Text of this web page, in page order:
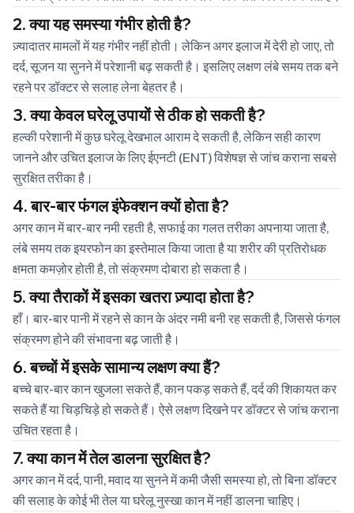
2. क्या यह समस्या गंभीर होती है?
ज़्यादातर मामलों में यह गंभीर नहीं होती। लेकिन अगर इलाज में देरी हो जाए, तो
दर्द, सूजन या सुनने में परेशानी बढ़ सकती है। इसलिए लक्षण लंबे समय तक बने
रहने पर डॉक्टर से सलाह लेना बेहतर है।
3. क्या केवल घरेलू उपायों से ठीक हो सकती है?
हल्की परेशानी में कुछ घरेलू देखभाल आराम दे सकती है, लेकिन सही कारण
जानने और उचित इलाज के लिए ईएनटी (ENT) विशेषज्ञ से जांच कराना सबसे
सुरक्षित तरीका है।
4. बार-बार फंगल इंफेक्शन क्यों होता है?
अगर कान में बार-बार नमी रहती है, सफाई का गलत तरीका अपनाया जाता है,
लंबे समय तक इयरफोन का इस्तेमाल किया जाता है या शरीर की प्रतिरोधक
क्षमता कमज़ोर होती है, तो संक्रमण दोबारा हो सकता है।
5. क्या तैराकों में इसका खतरा ज़्यादा होता है?
हाँ। बार-बार पानी में रहने से कान के अंदर नमी बनी रह सकती है, जिससे फंगल
संक्रमण होने की संभावना बढ़ जाती है।
6. बच्चों में इसके सामान्य लक्षण क्या हैं?
बच्चे बार-बार कान खुजला सकते हैं, कान पकड़ सकते हैं, दर्द की शिकायत कर
सकते हैं या चिड़चिड़े हो सकते हैं। ऐसे लक्षण दिखने पर डॉक्टर से जांच कराना
उचित रहता है।
7. क्या कान में तेल डालना सुरक्षित है?
अगर कान में दर्द, पानी, मवाद या सुनने में कमी जैसी समस्या हो, तो बिना डॉक्टर
की सलाह के कोई भी तेल या घरेलू नुस्खा कान में नहीं डालना चाहिए।